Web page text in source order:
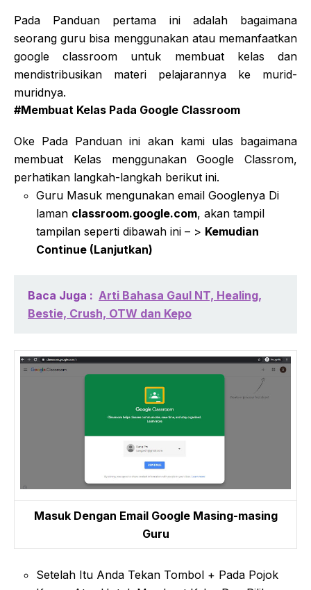
Pada Panduan pertama ini adalah bagaimana
seorang guru bisa menggunakan atau memanfaatkan
google classroom untuk membuat kelas dan
mendistribusikan materi pelajarannya ke murid-
muridnya.
#Membuat Kelas Pada Google Classroom
Oke Pada Panduan ini akan kami ulas bagaimana
membuat Kelas menggunakan Google Classrom,
perhatikan langkah-langkah berikut ini.
Guru Masuk mengunakan email Googlenya Di
laman classroom.google.com, akan tampil
tampilan seperti dibawah ini – > Kemudian
Continue (Lanjutkan)
Baca Juga : Arti Bahasa Gaul NT, Healing,
Bestie, Crush, OTW dan Kepo
Masuk Dengan Email Google Masing-masing
Guru
Setelah Itu Anda Tekan Tombol + Pada Pojok